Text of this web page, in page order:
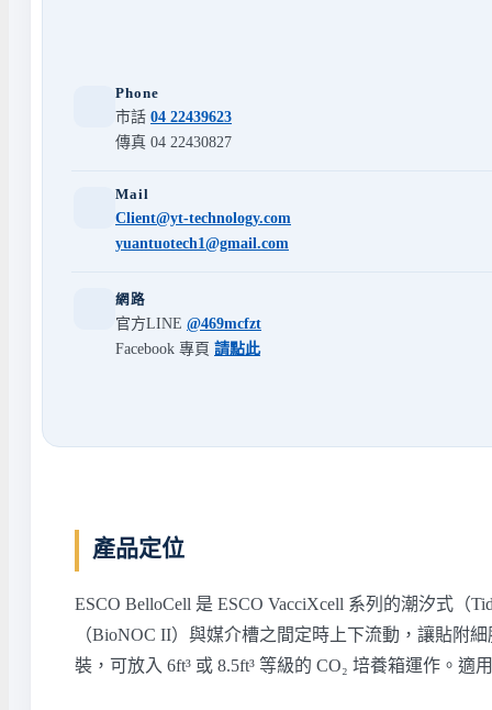
Phone
市話 04 22439623
傳真 04 22430827
Mail
Client@yt-technology.com
yuantuotech1@gmail.com
網路
官方LINE @469mcfzt
Facebook 專頁 請點此
產品定位
ESCO BelloCell 是 ESCO VacciXcell 系列的潮汐式（
（BioNOC II）與媒介槽之間定時上下流動，讓貼附
裝，可放入 6ft³ 或 8.5ft³ 等級的 CO₂ 培養箱運作。